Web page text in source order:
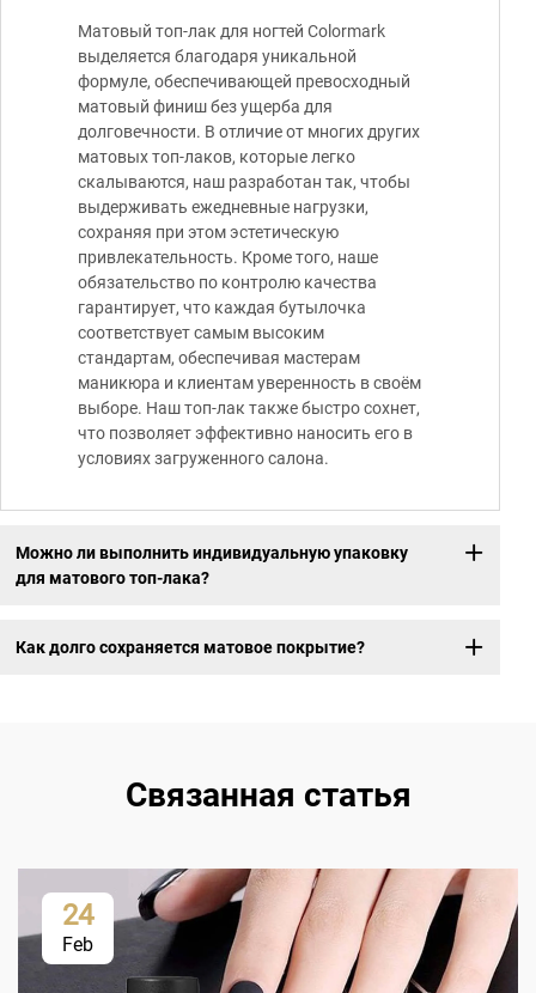
Матовый топ-лак для ногтей Colormark
выделяется благодаря уникальной
формуле, обеспечивающей превосходный
матовый финиш без ущерба для
долговечности. В отличие от многих других
матовых топ-лаков, которые легко
скалываются, наш разработан так, чтобы
выдерживать ежедневные нагрузки,
сохраняя при этом эстетическую
привлекательность. Кроме того, наше
обязательство по контролю качества
гарантирует, что каждая бутылочка
соответствует самым высоким
стандартам, обеспечивая мастерам
маникюра и клиентам уверенность в своём
выборе. Наш топ-лак также быстро сохнет,
что позволяет эффективно наносить его в
условиях загруженного салона.
Можно ли выполнить индивидуальную упаковку
для матового топ-лака?
Как долго сохраняется матовое покрытие?
Связанная статья
24
Feb